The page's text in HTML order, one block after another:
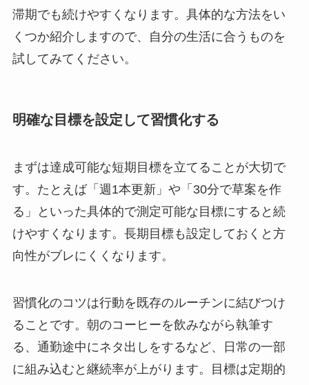
滞期でも続けやすくなります。具体的な方法をい
くつか紹介しますので、自分の生活に合うものを
試してみてください。
明確な目標を設定して習慣化する
まずは達成可能な短期目標を立てることが大切で
す。たとえば「週1本更新」や「30分で草案を作
る」といった具体的で測定可能な目標にすると続
けやすくなります。長期目標も設定しておくと方
向性がブレにくくなります。
習慣化のコツは行動を既存のルーチンに結びつけ
ることです。朝のコーヒーを飲みながら執筆す
る、通勤途中にネタ出しをするなど、日常の一部
に組み込むと継続率が上がります。目標は定期的